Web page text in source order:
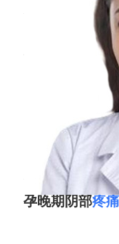
力变大，脏器压
痛的感觉。建议
肋骨的压迫，还
感，如果疼痛较
排除肝胆疾病造
孕晚期阴部疼痛